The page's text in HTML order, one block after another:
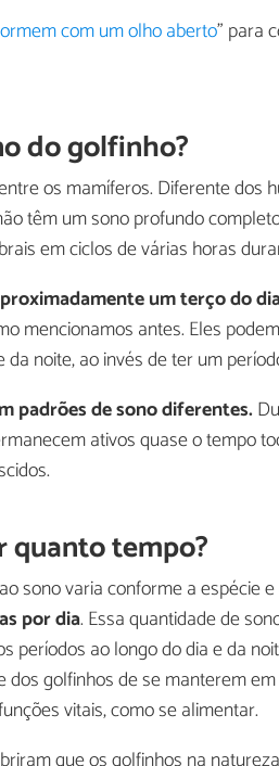
com um olho aberto" para
do golfinho?
os mamíferos. Diferente dos
têm um sono profundo
em ciclos de várias horas
um terço do
mencionamos antes. Eles
noite, ao invés de ter um
padrões de sono diferentes.
ativos quase o tempo
tempo?
sono varia conforme a espécie
por dia. Essa quantidade de
períodos ao longo do dia e da
golfinhos de se manterem
vitais, como se alimentar.